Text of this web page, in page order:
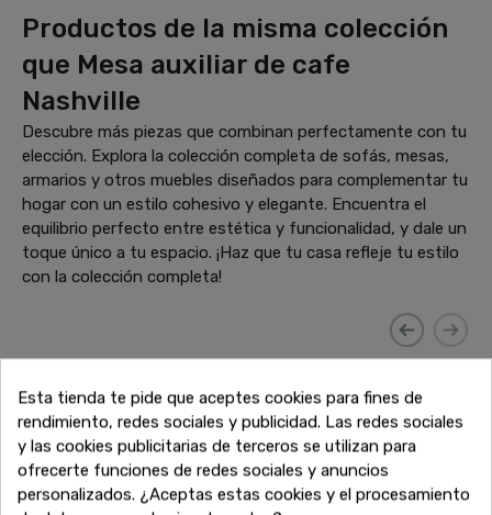
Productos de la misma colección
que Mesa auxiliar de cafe
Nashville
Descubre más piezas que combinan perfectamente con tu
elección. Explora la colección completa de sofás, mesas,
armarios y otros muebles diseñados para complementar tu
hogar con un estilo cohesivo y elegante. Encuentra el
equilibrio perfecto entre estética y funcionalidad, y dale un
toque único a tu espacio. ¡Haz que tu casa refleje tu estilo
con la colección completa!
Esta tienda te pide que aceptes cookies para fines de
rendimiento, redes sociales y publicidad. Las redes sociales
y las cookies publicitarias de terceros se utilizan para
ofrecerte funciones de redes sociales y anuncios
personalizados. ¿Aceptas estas cookies y el procesamiento